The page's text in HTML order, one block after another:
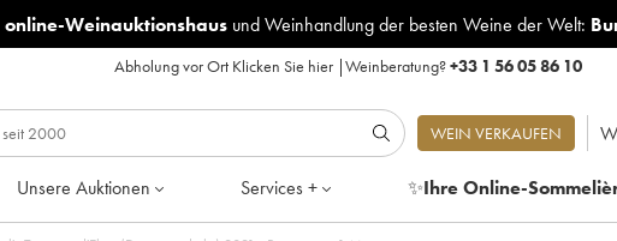
online-Weinauktionshausund Weinhandlung der besten Weine der Welt:
Abholung vor Ort Klicken Sie hier|Weinberatung?+33 1 56 05 86 10
WEIN VERKAUFEN
Unsere Auktionen Services + ✨Ihre Online-